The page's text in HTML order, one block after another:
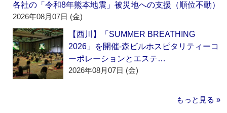
各社の「令和8年熊本地震」被災地への支援（順位不動）
2026年08月07日 (金)
【西川】「SUMMER BREATHING
2026」を開催‐森ビルホスピタリティーコ
ーポレーションとエステ…
2026年08月07日 (金)
もっと見る »